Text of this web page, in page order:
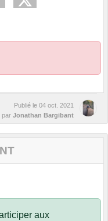
Publié le 04 oct. 2021
par Jonathan Bargibant
aux